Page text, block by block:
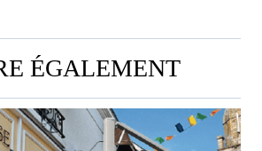
ÉGALEMENT